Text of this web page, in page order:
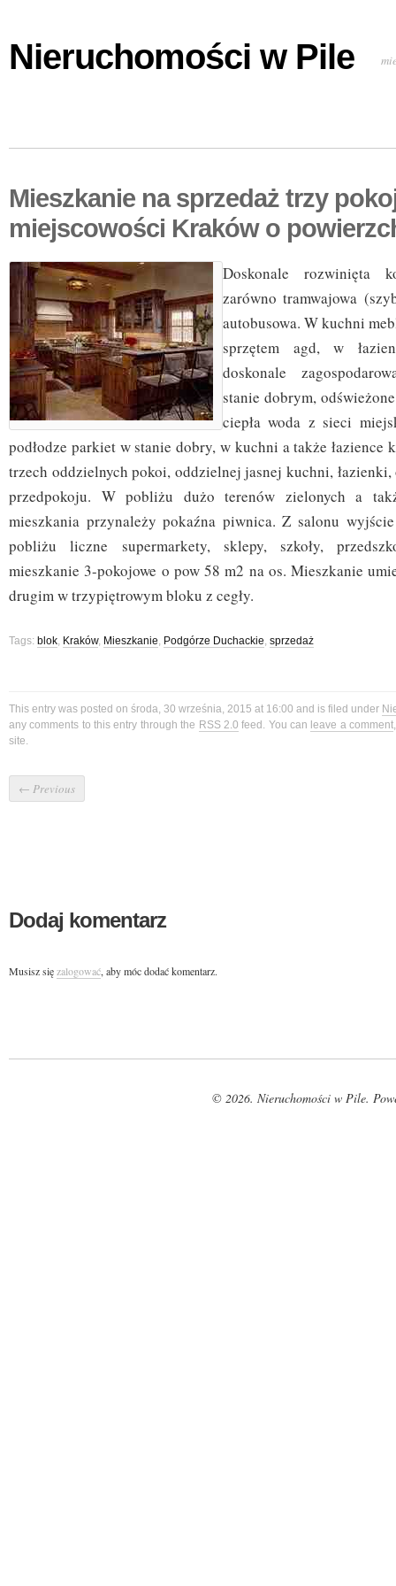
Nieruchomości w Pile
Mieszkanie na sprzedaż trzy
miejscowości Kraków o
Doskonale rozwinięta
zarówno tramwajowa
autobusowa. W kuchni
sprzętem agd, w
doskonale
stanie dobrym,
ciepła woda z sieci
podłodze parkiet w stanie dobry, w kuchni a także łazience
trzech oddzielnych pokoi, oddzielnej jasnej kuchni,
przedpokoju. W pobliżu dużo terenów zielonych a
mieszkania przynależy pokaźna piwnica. Z salonu
pobliżu liczne supermarkety, sklepy, szkoły,
mieszkanie 3-pokojowe o pow 58 m2 na os. Mieszkanie
drugim w trzypiętrowym bloku z cegły.
Tags: blok, Kraków, Mieszkanie, Podgórze Duchackie, sprzedaż
This entry was posted on środa, 30 września, 2015 at 16:00 and is filed under
any comments to this entry through the RSS 2.0 feed. You can leave a comment
site.
← Previous
Dodaj komentarz
Musisz sięzalogować, aby móc dodać komentarz.
© 2026. Nieruchomości w Pile.